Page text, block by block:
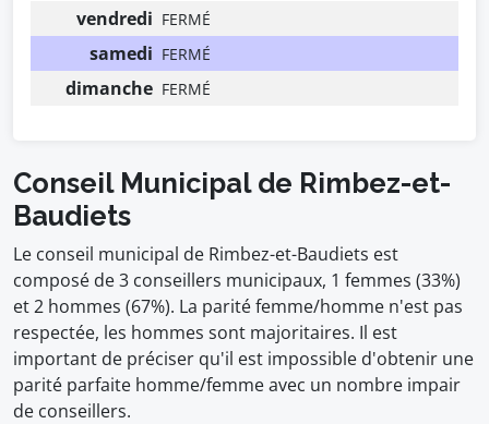
vendredi FERMÉ
samedi FERMÉ
dimanche FERMÉ
Conseil Municipal de Rimbez-et-
Baudiets
Le conseil municipal de Rimbez-et-Baudiets est
composé de 3 conseillers municipaux, 1 femmes (33%)
et 2 hommes (67%). La parité femme/homme n'est pas
respectée, les hommes sont majoritaires. Il est
important de préciser qu'il est impossible d'obtenir une
parité parfaite homme/femme avec un nombre impair
de conseillers.